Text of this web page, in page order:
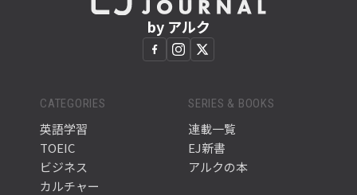
by アルク
CATEGORIES
英語学習
TOEIC
ビジネス
カルチャー
SERIES & BOOKS
連載一覧
EJ新書
アルクの本